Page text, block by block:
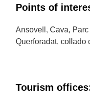
Points of
Ansovell, Cava,
Querforadat, collado
Tourism